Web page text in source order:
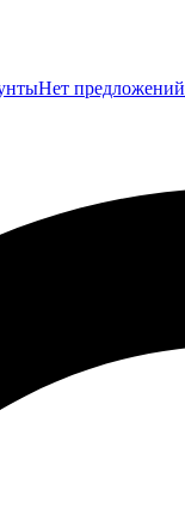
Нет предложений